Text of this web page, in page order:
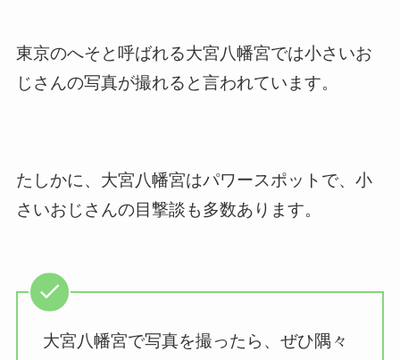
東京のへそと呼ばれる大宮八幡宮では小さいお
じさんの写真が撮れると言われています。
たしかに、大宮八幡宮はパワースポットで、小
さいおじさんの目撃談も多数あります。
大宮八幡宮で写真を撮ったら、ぜひ隅々